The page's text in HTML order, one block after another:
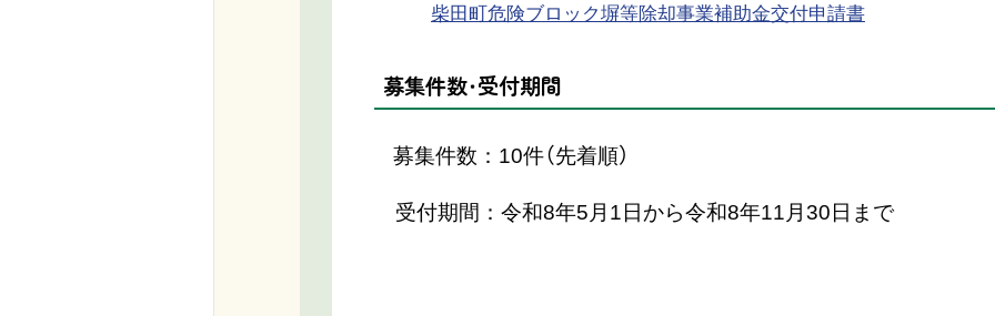
柴田町危険ブロック塀等除却事業補助金交付申請書
募集件数・受付期間
募集件数：10件（先着順）
受付期間：令和8年5月1日から令和8年11月30日まで